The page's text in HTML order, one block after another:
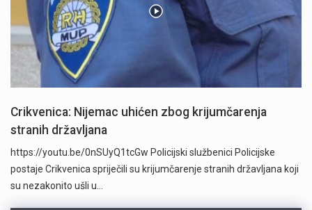
Crikvenica: Nijemac uhićen zbog krijumčarenja
stranih državljana
https://youtu.be/0nSUyQ1tcGw Policijski službenici Policijske
postaje Crikvenica spriječili su krijumčarenje stranih državljana koji
su nezakonito ušli u…